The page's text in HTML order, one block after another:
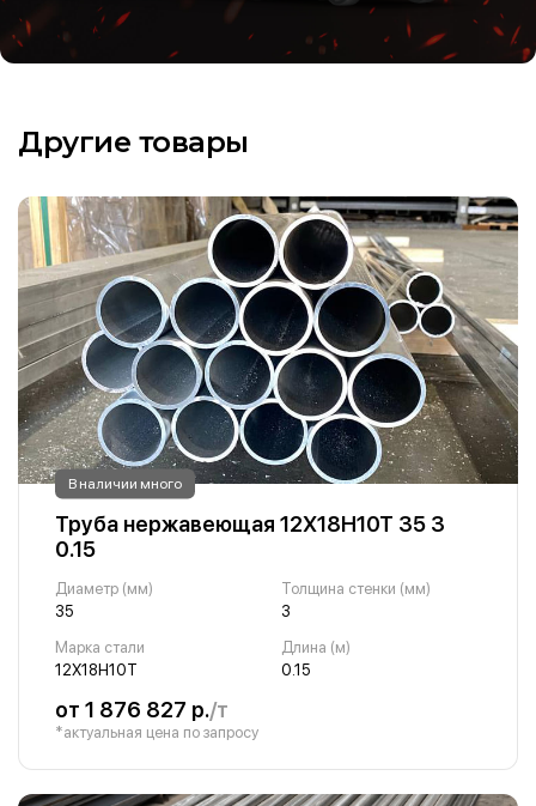
Другие товары
В наличии много
Труба нержавеющая 12Х18Н10Т 35 3
0.15
Диаметр (мм)
35
Толщина стенки (мм)
3
Марка стали
12Х18Н10Т
Длина (м)
0.15
от 1 876 827 р./т
*актуальная цена по запросу